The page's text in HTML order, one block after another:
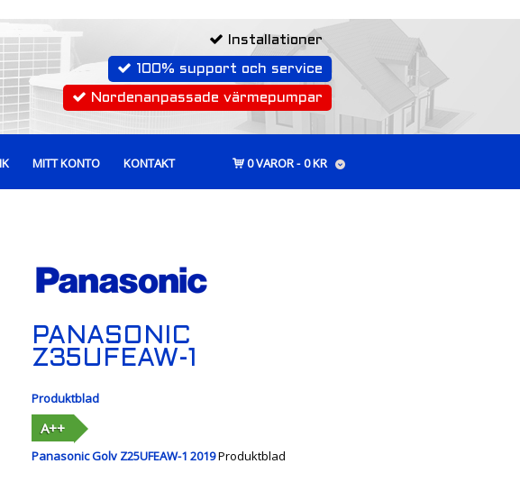
Installationer
100% support och service
Nordenanpassade värmepumpar
MITT KONTO KONTAKT 0 VAROR 0 KR
PANASONIC
Z35UFEAW-1
Produktblad
A++
Panasonic Golv Z25UFEAW-1 2019Produktblad